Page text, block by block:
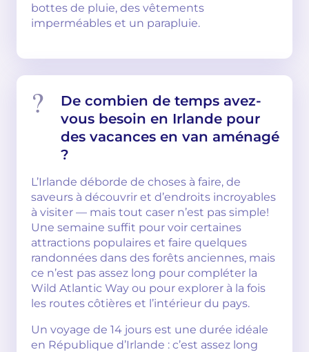
bottes de pluie, des vêtements
imperméables et un parapluie.
De combien de temps avez-
vous besoin en Irlande pour
des vacances en van aménagé
?
L’Irlande déborde de choses à faire, de
saveurs à découvrir et d’endroits incroyables
à visiter — mais tout caser n’est pas simple!
Une semaine suffit pour voir certaines
attractions populaires et faire quelques
randonnées dans des forêts anciennes, mais
ce n’est pas assez long pour compléter la
Wild Atlantic Way ou pour explorer à la fois
les routes côtières et l’intérieur du pays.
Un voyage de 14 jours est une durée idéale
en République d’Irlande : c’est assez long